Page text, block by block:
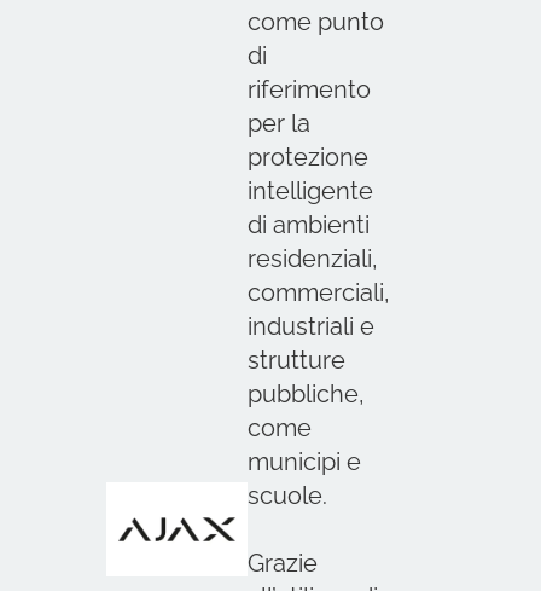
come punto
di
riferimento
per la
protezione
intelligente
di ambienti
residenziali,
commerciali,
industriali e
strutture
pubbliche,
come
municipi e
scuole.
Grazie